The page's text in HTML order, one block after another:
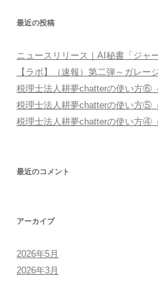
最近の投稿
ニュースリリース｜AI秘書「ジャ
【ラボ】（速報）第二弾～ガレー
税理士法人耕夢chatterの使い方⑥
税理士法人耕夢chatterの使い方⑤
税理士法人耕夢chatterの使い方④
最近のコメント
アーカイブ
2026年5月
2026年3月